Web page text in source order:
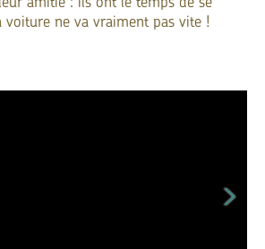
amitié : ils ont le temps de se
voiture ne va vraiment pas vite !